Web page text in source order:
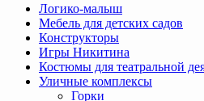
Логико-малыш
Мебель для детских садов
Конструкторы
Игры Никитина
Костюмы для театральной
Уличные комплексы
Горки